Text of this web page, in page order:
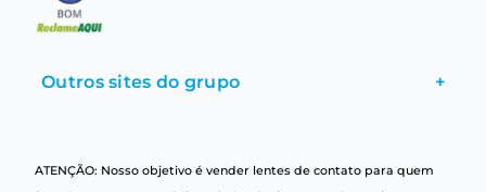
Outros sites do grupo +
ATENÇÃO: Nosso objetivo é vender lentes de contato para quem